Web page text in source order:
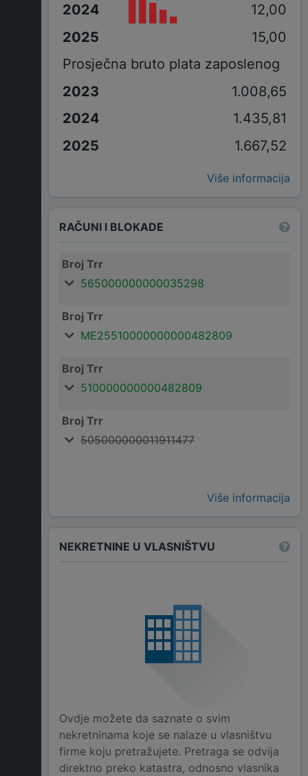
12,00
15,00
Prosječna bruto plata zaposlenog
1.008,65
1.435,81
1.667,52
Više informacija
RAČUNI I BLOKADE
Broj Trr
565000000000035298
Broj Trr
ME25510000000000482809
Broj Trr
510000000000482809
Broj Trr
505000000011911477
Više informacija
NEKRETNINE U VLASNIŠTVU
Ovdje možete da saznate o svim
nekretninama koje se nalaze u vlasništvu
firme koju pretražujete. Pretraga se odvija
direktno preko katastra, odnosno vlasnika